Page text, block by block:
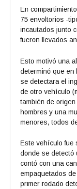
En
75 envoltorios -
incautados junto
fueron llevados
Esto motivó una
determinó que
se detectara el
de otro vehículo
también de
hombres y una
menores, todos
Este vehículo fue
donde se detectó
contó con una
empaquetados
primer rodado